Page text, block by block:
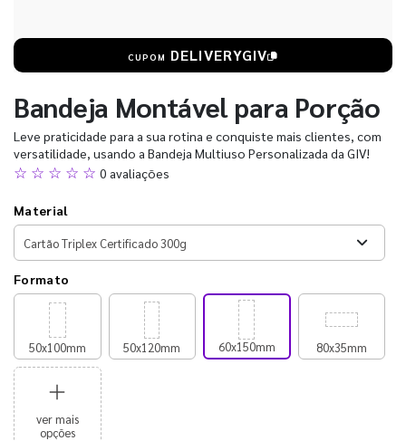
CUPOM DELIVERYGIV
Bandeja Montável para Porção
Leve praticidade para a sua rotina e conquiste mais clientes, com
versatilidade, usando a Bandeja Multiuso Personalizada da GIV!
☆ ☆ ☆ ☆ ☆ 0 avaliações
Material
Formato
50x100mm 50x120mm 60x150mm 80x35mm
ver mais
opções